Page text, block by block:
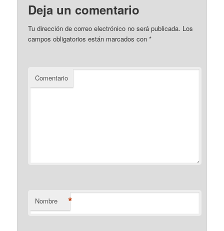
Deja un comentario
Tu dirección de correo electrónico no será publicada. Los
campos obligatorios están marcados con*
Comentario
Nombre *